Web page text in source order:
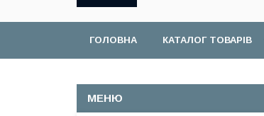
ГОЛОВНА КАТАЛОГ ТОВАРІВ